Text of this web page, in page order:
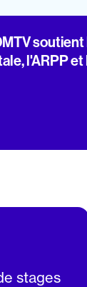
l'ARPP et
stages